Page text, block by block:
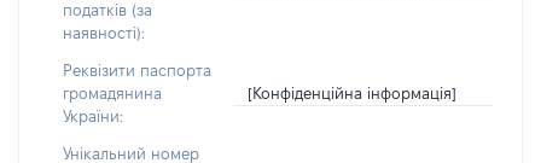
податків (за
наявності):
Реквізити паспорта
громадянина
України:
[Конфіденційна інформація]
Унікальний номер